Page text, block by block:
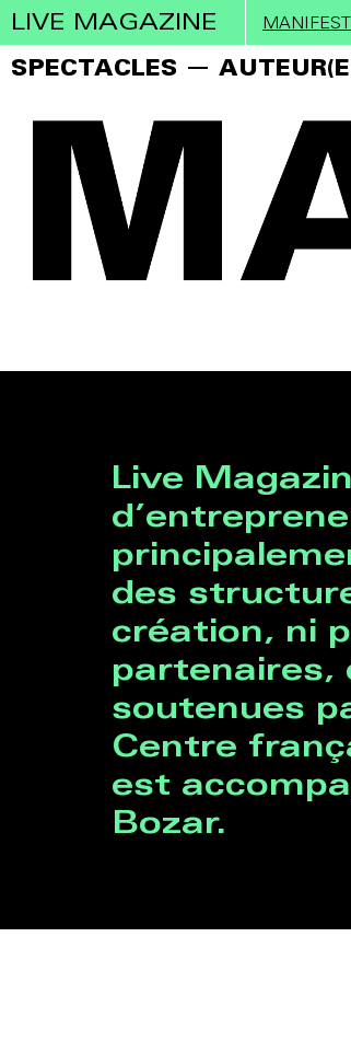
LIVE MAGAZINE
SPECTACLES
Live
des
création, ni
partenaires,
soutenues
Centre
est
Bozar.